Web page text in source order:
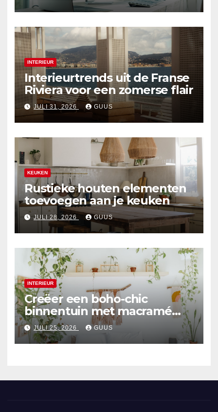
INTERIEUR
Interieurtrends uit de Franse
Riviera voor een zomerse flair
JULI 31, 2026 GUUS
KEUKEN
Rustieke houten elementen
toevoegen aan je keuken
JULI 28, 2026 GUUS
INTERIEUR
Creëer een boho-chic
binnentuin met macramé
hangers
JULI 25, 2026 GUUS